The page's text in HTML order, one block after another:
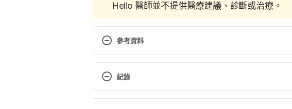
Hello 醫師並不提供醫療建議、診斷或治療。
參考資料
Red sandalwood https://www.webmd.com/
red%20sandalwood.aspx?
紀錄